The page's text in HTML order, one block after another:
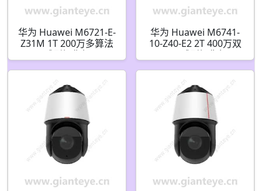
华为 Huawei M6721-E-
Z31M 1T 200万多算法
球型摄像机
华为 Huawei M6741-
10-Z40-E2 2T 400万双
目AI球型摄像机